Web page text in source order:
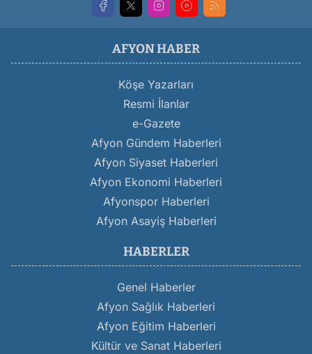
AFYON HABER
Köşe Yazarları
Resmi İlanlar
e-Gazete
Afyon Gündem Haberleri
Afyon Siyaset Haberleri
Afyon Ekonomi Haberleri
Afyonspor Haberleri
Afyon Asayiş Haberleri
HABERLER
Genel Haberler
Afyon Sağlık Haberleri
Afyon Eğitim Haberleri
Kültür ve Sanat Haberleri